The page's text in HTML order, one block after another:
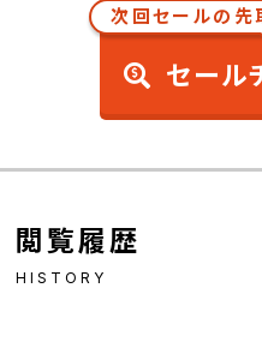
次回セールの先
セール
閲覧履歴
HISTORY